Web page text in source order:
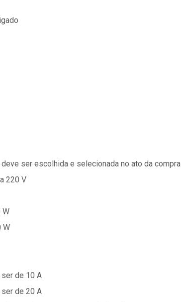
ser escolhida e selecionada no ato da compra
220 V
W
W
de 10 A
de 20 A